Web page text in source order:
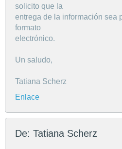
solicito que la
entrega de la información sea
formato
electrónico.
Un saludo,
Tatiana Scherz
Enlace
De: Tatiana Scherz